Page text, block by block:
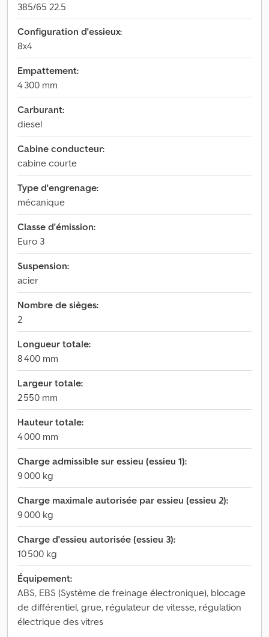
385/65 22.5
Configuration d'essieux:
8x4
Empattement:
4 300 mm
Carburant:
diesel
Cabine conducteur:
cabine courte
Type d'engrenage:
mécanique
Classe d'émission:
Euro 3
Suspension:
acier
Nombre de sièges:
2
Longueur totale:
8 400 mm
Largeur totale:
2 550 mm
Hauteur totale:
4 000 mm
Charge admissible sur essieu (essieu 1):
9 000 kg
Charge maximale autorisée par essieu (essieu 2):
9 000 kg
Charge d'essieu autorisée (essieu 3):
10 500 kg
Équipement:
ABS, EBS (Système de freinage électronique), blocage
de différentiel, grue, régulateur de vitesse, régulation
électrique des vitres